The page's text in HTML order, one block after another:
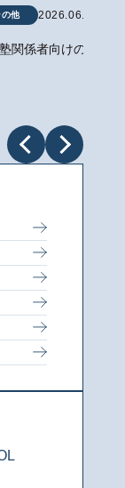
の他 2026.06.29
関係者向けの学校